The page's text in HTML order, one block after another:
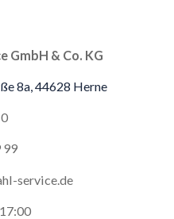
GmbH & Co. KG
8a, 44628 Herne
99
service.de